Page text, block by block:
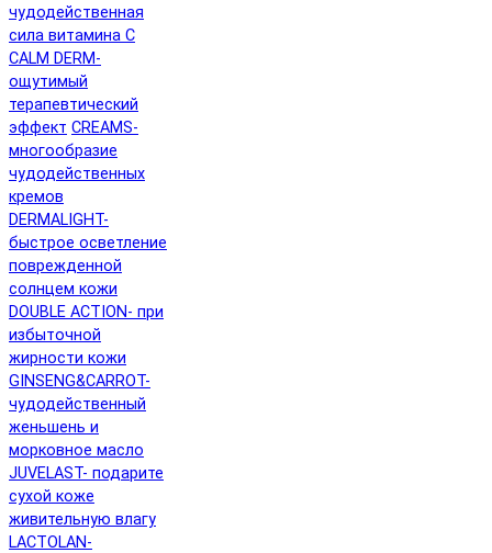
чудодейственная
сила витамина C
CALM DERM-
ощутимый
терапевтический
эффект CREAMS-
многообразие
чудодейственных
кремов
DERMALIGHT-
быстрое осветление
поврежденной
солнцем кожи
DOUBLE ACTION- при
избыточной
жирности кожи
GINSENG&CARROT-
чудодейственный
женьшень и
морковное масло
JUVELAST- подарите
сухой коже
живительную влагу
LACTOLAN-